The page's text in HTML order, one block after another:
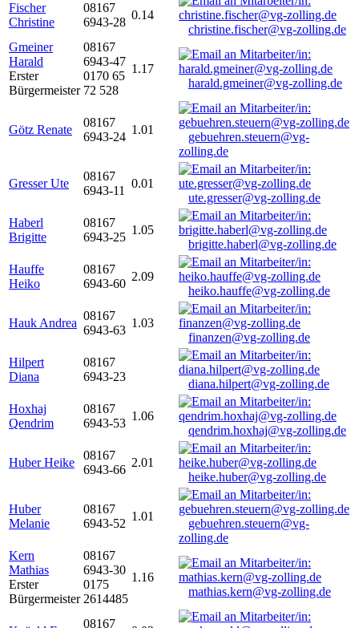
Fischer
Christine
08167
6943-28
0.14
christine.fischer@vg-zolling.de
Gmeiner
Harald
Erster
Bürgermeister
08167
6943-47
0170 65
72 528
1.17
harald.gmeiner@vg-zolling.de
Götz Renate
08167
6943-24
1.01
gebuehren.steuern@vg-
zolling.de
Gresser Ute
08167
6943-11
0.01
ute.gresser@vg-zolling.de
Haberl
Brigitte
08167
6943-25
1.05
brigitte.haberl@vg-zolling.de
Hauffe
Heiko
08167
6943-60
2.09
heiko.hauffe@vg-zolling.de
Hauk Andrea
08167
6943-63
1.03
finanzen@vg-zolling.de
Hilpert
Diana
08167
6943-23
diana.hilpert@vg-zolling.de
Hoxhaj
Qendrim
08167
6943-53
1.06
qendrim.hoxhaj@vg-zolling.de
Huber Heike
08167
6943-66
2.01
heike.huber@vg-zolling.de
Huber
Melanie
08167
6943-52
1.01
gebuehren.steuern@vg-
zolling.de
Kern
Mathias
Erster
Bürgermeister
08167
6943-30
0175
2614485
1.16
mathias.kern@vg-zolling.de
08167